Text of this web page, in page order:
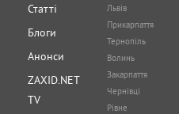
Статті
Блоги
Анонси
ZAXID.NET
TV
Львів
Прикарпаття
Тернопіль
Волинь
Закарпаття
Чернівці
Рівне